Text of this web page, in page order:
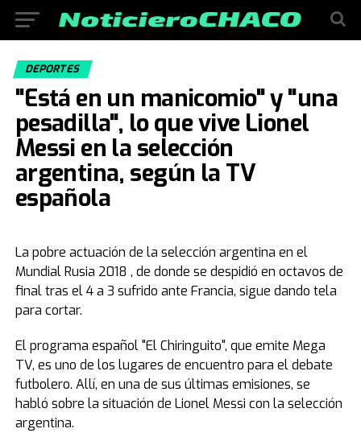
DEPORTES
"Está en un manicomio" y "una
pesadilla", lo que vive Lionel
Messi en la selección
argentina, según la TV
española
La pobre actuación de la selección argentina en el
Mundial Rusia 2018 , de donde se despidió en octavos de
final tras el 4 a 3 sufrido ante Francia, sigue dando tela
para cortar.
El programa español "El Chiringuito", que emite Mega
TV, es uno de los lugares de encuentro para el debate
futbolero. Allí, en una de sus últimas emisiones, se
habló sobre la situación de Lionel Messi con la selección
argentina.